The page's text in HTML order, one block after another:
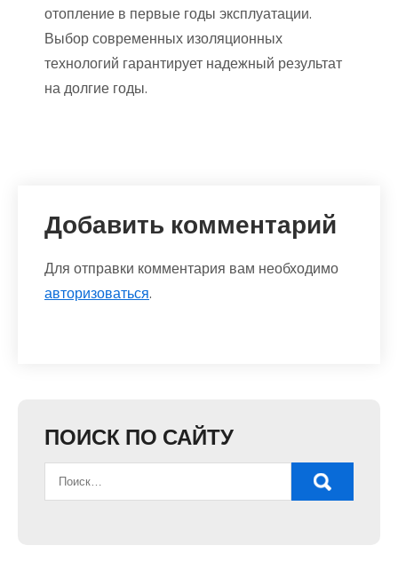
отопление в первые годы эксплуатации.
Выбор современных изоляционных
технологий гарантирует надежный результат
на долгие годы.
Добавить комментарий
Для отправки комментария вам необходимо
авторизоваться.
ПОИСК ПО САЙТУ